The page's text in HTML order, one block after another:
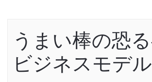
うまい棒の恐
ビジネスモデル